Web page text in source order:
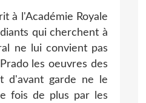
à l'Académie Royale
qui cherchent à
ne lui convient pas
les oeuvres des
d'avant garde ne le
fois de plus par les